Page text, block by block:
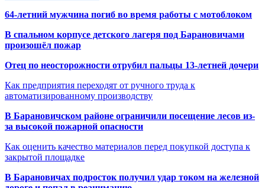
64-летний мужчина погиб во время работы с мотоблоком
В спальном корпусе детского лагеря под Барановичами
произошёл пожар
Отец по неосторожности отрубил пальцы 13-летней дочери
Как предприятия переходят от ручного труда к
автоматизированному производству
В Барановичском районе ограничили посещение лесов из-
за высокой пожарной опасности
Как оценить качество материалов перед покупкой доступа к
закрытой площадке
В Барановичах подросток получил удар током на железной